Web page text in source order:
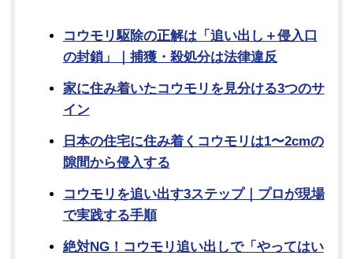
コウモリ駆除の正解は「追い出し＋侵入口
の封鎖」｜捕獲・殺処分は法律違反
家に住み着いたコウモリを見分ける3つのサ
イン
日本の住宅に住み着くコウモリは1〜2cmの
隙間から侵入する
コウモリを追い出す3ステップ｜プロが現場
で実践する手順
絶対NG！コウモリ追い出しで「やってはい